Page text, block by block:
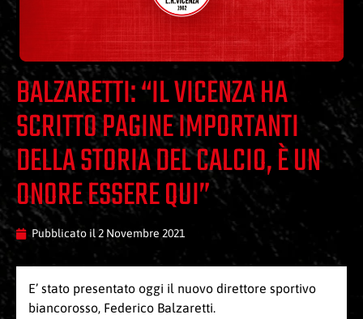
BALZARETTI: “IL VICENZA HA
SCRITTO PAGINE IMPORTANTI
DELLA STORIA DEL CALCIO, È UN
ONORE ESSERE QUI”
Pubblicato il 2 Novembre 2021
E’ stato presentato oggi il nuovo direttore sportivo
biancorosso, Federico Balzaretti.